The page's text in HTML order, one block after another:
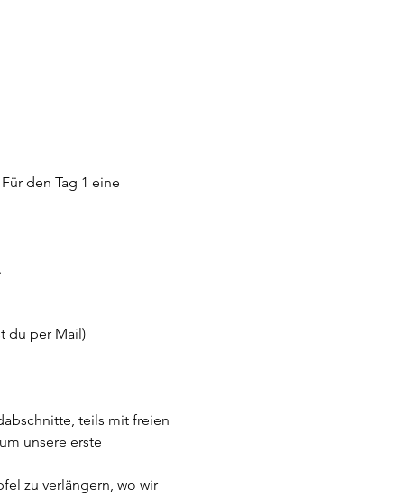
den Tag 1 eine
du per Mail)
teils mit freien
unsere erste
zu verlängern, wo wir